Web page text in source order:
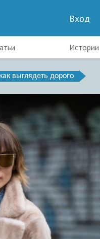
Вход
Истории
выглядеть дорого